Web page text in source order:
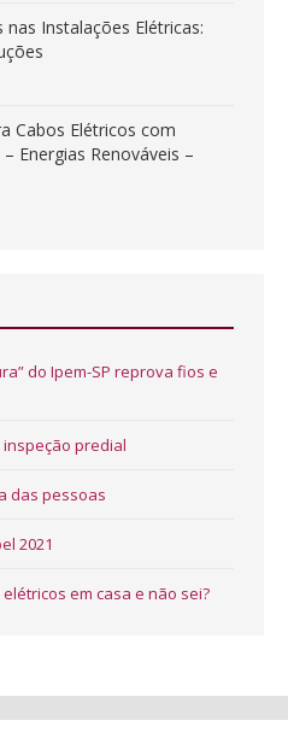
Instalações Elétricas:
Cabos Elétricos com
Energias Renováveis –
do Ipem-SP reprova fios e
predial
das pessoas
2021
em casa e não sei?